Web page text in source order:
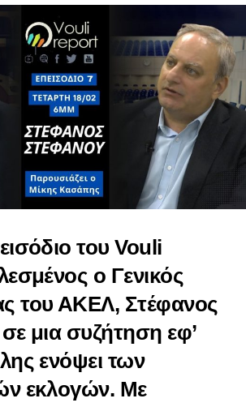
ΔΗΜΟΣΊΑΣ ΤΆΞΕΩΣ
ΕΠΙΤΡΟΠΉ ΝΟΜΙΚΏΝ
Επιτροπή Θεσμών, Αξιών και
| Vouli report 01/12/2021
Επιτροπή Παιδείας και
report 01/12/2021
του Vouli
ο Γενικός
του ΑΚΕΛ, Στέφανος
μια συζήτηση εφ’
ενόψει των
εκλογών. Με